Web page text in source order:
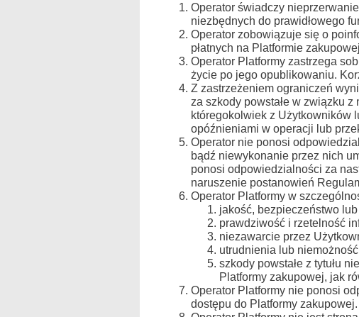
Operator świadczy
niezbędnych do prawidłowego
Operator zobowiązuje się o
płatnych na Platformie
Operator Platformy zastrzega
życie po jego opublikowaniu.
Z zastrzeżeniem ograniczeń
za szkody powstałe w związku
któregokolwiek z Użytkowników
opóźnieniami w operacji lub
Operator nie ponosi
bądź niewykonanie przez nich
ponosi odpowiedzialności za
naruszenie postanowień
Operator Platformy w
jakość, bezpieczeństwo
prawdziwość i rzetelność
niezawarcie przez
utrudnienia lub
szkody powstałe z tytułu
Platformy zakupowej, jak
Operator Platformy nie ponosi
dostępu do Platformy zakupowej.